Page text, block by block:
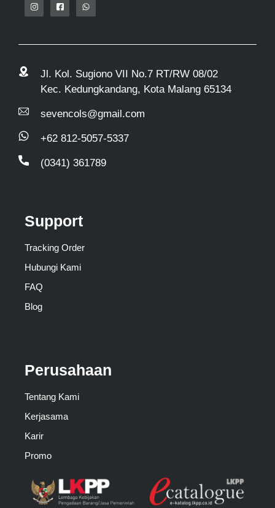
Jl. Kol. Sugiono VII No.7 RT/RW 08/02
Kec. Kedungkandang, Kota Malang 65134
sevencols@gmail.com
+62 812-5057-5337
(0341) 361789
Support
Tracking Order
Hubungi Kami
FAQ
Blog
Perusahaan
Tentang Kami
Kerjasama
Karir
Promo